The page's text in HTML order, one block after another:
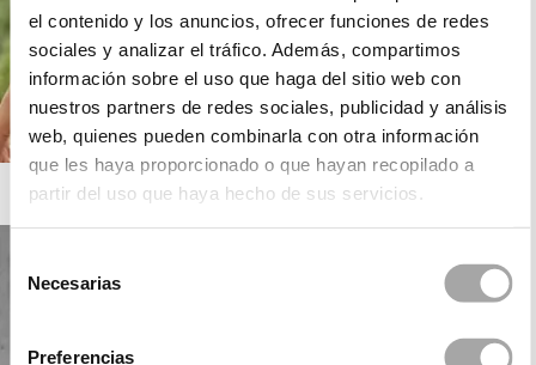
el contenido y los anuncios, ofrecer funciones de redes
sociales y analizar el tráfico. Además, compartimos
información sobre el uso que haga del sitio web con
nuestros partners de redes sociales, publicidad y análisis
web, quienes pueden combinarla con otra información
que les haya proporcionado o que hayan recopilado a
partir del uso que haya hecho de sus servicios.
Necesarias
Preferencias
ROSA CLARÁ BOHEME